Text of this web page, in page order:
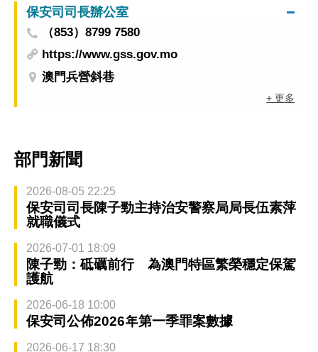
保安司司長辦公室
（853）8799 7580
https://www.gss.gov.mo
澳門兵營斜巷
+ 更多
部門新聞
2026-08-05 22:25
保安司司長陳子勁主持治安警察局局長伍素萍
就職儀式
2026-07-01 18:09
陳子勁：砥礪前行 為澳門特區繁榮穩定保駕
護航
2026-06-18 10:00
保安司公佈2026年第一季罪案數據
2026-06-17 18:30